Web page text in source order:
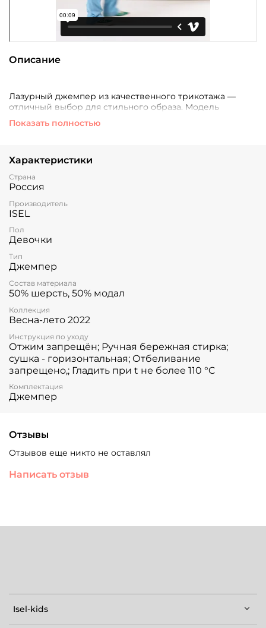
Описание
Лазурный джемпер из качественного трикотажа —
отличный выбор для стильного образа. Модель
идеально подходит на любую фигуру. Ткань не
вытягивается, цвет остается насыщенным после
Показать полностью
Характеристики
Страна
Россия
Производитель
ISEL
Пол
Девочки
Тип
Джемпер
Состав материала
50% шерсть, 50% модал
Коллекция
Весна-лето 2022
Инструкция по уходу
Отжим запрещён; Ручная бережная стирка;
сушка - горизонтальная; Отбеливание
запрещено,; Гладить при t не более 110 °C
Комплектация
Джемпер
Отзывы
Отзывов еще никто не оставлял
Написать отзыв
Isel-kids